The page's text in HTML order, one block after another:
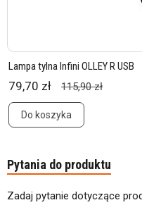
Lampa tylna Infini OLLEY R USB
79,70 zł 115,90 zł
Do koszyka
Pytania do produktu
Zadaj pytanie dotyczące